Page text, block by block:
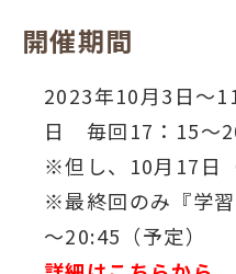
開催期間
2023年10月3日～
日 毎回17：15～
※但し、10月17日
※最終回のみ『学
～20:45（予定）